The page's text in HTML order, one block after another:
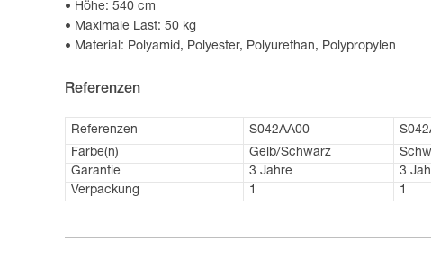
Höhe: 540 cm
Maximale Last: 50 kg
Material: Polyamid, Polyester, Polyurethan, Polypropylen
Referenzen
Referenzen S042AA00
Farbe(n)
Gelb/Schwarz
Garantie
3 Jahre
3
Verpackung
1 1